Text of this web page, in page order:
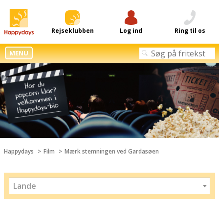
Rejseklubben Log ind Ring til os
MENU
Happydays Film Mærk stemningen ved Gardasøen
Lande